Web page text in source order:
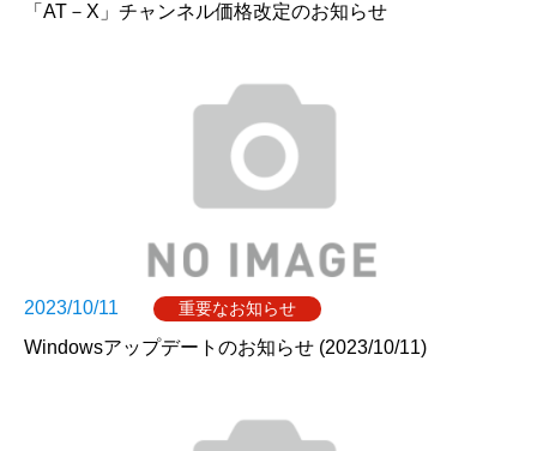
「AT－X」チャンネル価格改定のお知らせ
2023/10/11 重要なお知らせ
Windowsアップデートのお知らせ (2023/10/11)